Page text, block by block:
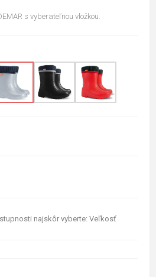
s vyberateľnou vložkou.
najskôr vyberte: Veľkosť